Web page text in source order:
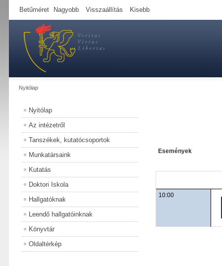
Betűméret Nagyobb Visszaállítás Kisebb
Nyitólap
Nyitólap
Az intézetről
Tanszékek, kutatócsoportok
Munkatársaink
Kutatás
Doktori Iskola
Hallgatóknak
Leendő hallgatóinknak
Könyvtár
Oldaltérkép
Események
10:00